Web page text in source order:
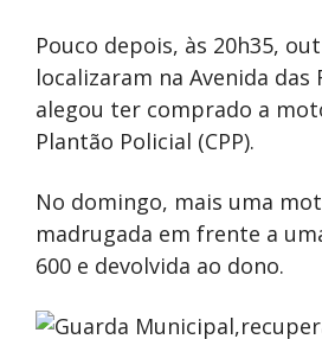
Pouco depois, às 20h35,
localizaram na Avenida
alegou ter comprado a
Plantão Policial (CPP).
No domingo, mais uma
madrugada em frente a
600 e devolvida ao dono.